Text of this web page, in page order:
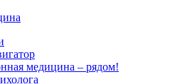
медицина – рядом!